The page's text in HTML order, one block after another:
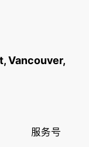
Vancouver,
服务号